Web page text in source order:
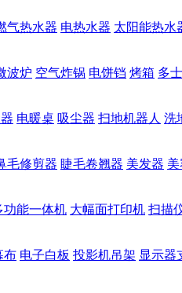
气热水器 电热水器 太阳能热水
波炉 空气炸锅 电饼铛 烤箱 多
电暖桌 吸尘器 扫地机器人 洗
毛修剪器 睫毛卷翘器 美发器
功能一体机 大幅面打印机 扫描
布 电子白板 投影机吊架 显示器